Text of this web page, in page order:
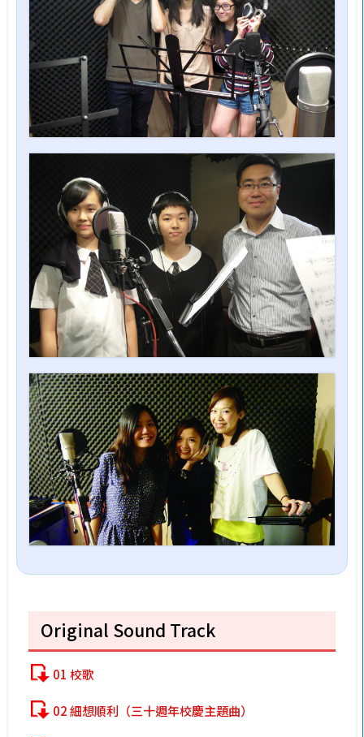
Original Sound Track
01 校歌
02 細想順利（三十週年校慶主題曲）